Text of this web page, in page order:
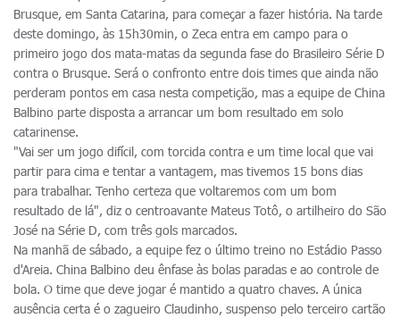
Brusque, em Santa Catarina, para começar a fazer história. Na tarde
deste domingo, às 15h30min, o Zeca entra em campo para o
primeiro jogo dos mata-matas da segunda fase do Brasileiro Série D
contra o Brusque. Será o confronto entre dois times que ainda não
perderam pontos em casa nesta competição, mas a equipe de China
Balbino parte disposta a arrancar um bom resultado em solo
catarinense.
"Vai ser um jogo difícil, com torcida contra e um time local que vai
partir para cima e tentar a vantagem, mas tivemos 15 bons dias
para trabalhar. Tenho certeza que voltaremos com um bom
resultado de lá", diz o centroavante Mateus Totô, o artilheiro do São
José na Série D, com três gols marcados.
Na manhã de sábado, a equipe fez o último treino no Estádio Passo
d'Areia. China Balbino deu ênfase às bolas paradas e ao controle de
bola. O time que deve jogar é mantido a quatro chaves. A única
ausência certa é o zagueiro Claudinho, suspenso pelo terceiro cartão